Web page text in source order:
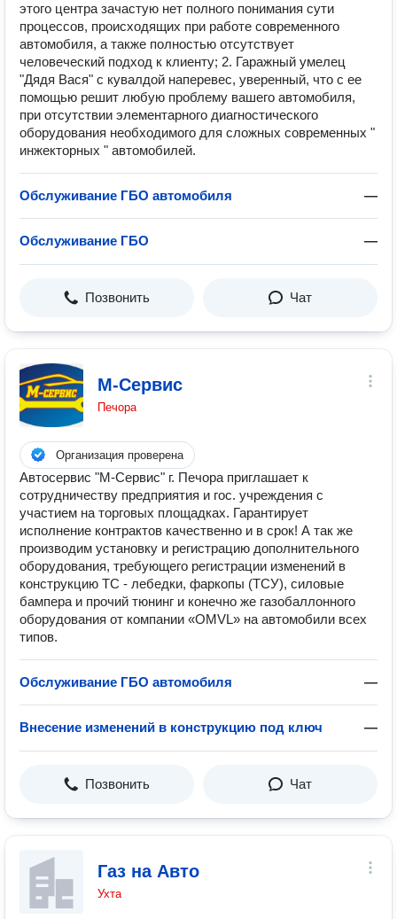
этого центра зачастую нет полного понимания сути
процессов, происходящих при работе современного
автомобиля, а также полностью отсутствует
человеческий подход к клиенту; 2. Гаражный умелец
"Дядя Вася" с кувалдой наперевес, уверенный, что с ее
помощью решит любую проблему вашего автомобиля,
при отсутствии элементарного диагностического
оборудования необходимого для сложных современных "
инжекторных " автомобилей.
Обслуживание ГБО автомобиля —
Обслуживание ГБО —
Позвонить Чат
М-Сервис
Печора
Организация проверена
Автосервис "М-Сервис" г. Печора приглашает к
сотрудничеству предприятия и гос. учреждения с
участием на торговых площадках. Гарантирует
исполнение контрактов качественно и в срок! А так же
производим установку и регистрацию дополнительного
оборудования, требующего регистрации изменений в
конструкцию ТС - лебедки, фаркопы (ТСУ), силовые
бампера и прочий тюнинг и конечно же газобаллонного
оборудования от компании «OMVL» на автомобили всех
типов.
Обслуживание ГБО автомобиля —
Внесение изменений в конструкцию под ключ —
Позвонить Чат
Газ на Авто
Ухта